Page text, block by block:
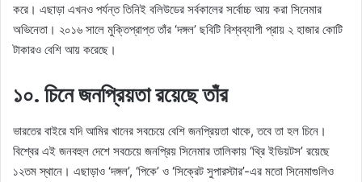
করে। এছাড়া এখনও পর্যন্ত তিনিই বলিউডের সর্বকালের সর্বোচ্চ আয় করা সিনেমার
অভিনেতা। ২০১৬ সালে মুক্তিপ্রাপ্ত তাঁর ‘দঙ্গল’ ছবিটি বিশ্বব্যাপী প্রায় ২ হাজার কোটি
টাকারও বেশি আয় করেছে।
১০. চিনে জনপ্রিয়তা রয়েছে তাঁর
ভারতের বাইরে যদি আমির খানের সবচেয়ে বেশি জনপ্রিয়তা থাকে, তবে তা হল চিনে।
বিশ্বের এই জনবহুল দেশে সবচেয়ে জনপ্রিয় সিনেমার তালিকায় ‘থ্রি ইডিয়টস’ রয়েছে
১২তম স্থানে। এছাড়াও ‘দঙ্গল’, ‘পিকে’ ও ‘সিক্রেট সুপারস্টার’-এর মতো সিনেমাগুলিও